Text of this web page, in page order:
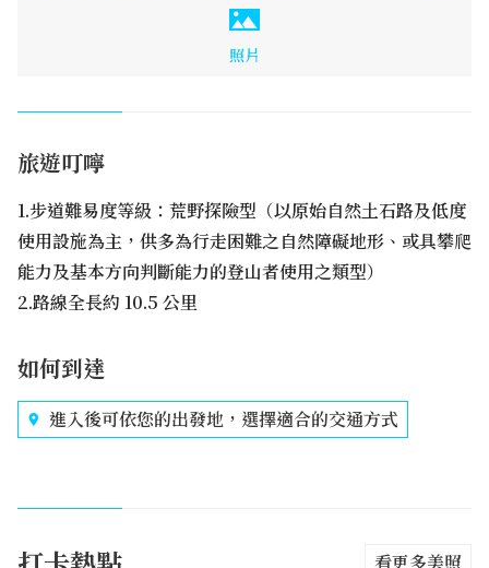
照片
旅遊叮嚀
1.步道難易度等級：荒野探險型（以原始自然土石路及低度
使用設施為主，供多為行走困難之自然障礙地形、或具攀爬
能力及基本方向判斷能力的登山者使用之類型）
2.路線全長約 10.5 公里
如何到達
進入後可依您的出發地，選擇適合的交通方式
看更多美照